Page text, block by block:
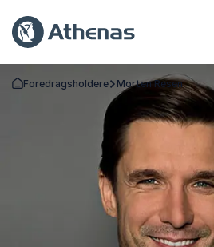
Tilbage til forsiden
Foredragsholdere Morten Resen